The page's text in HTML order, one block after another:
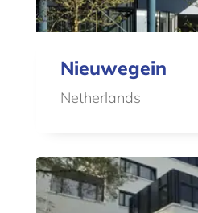
Nieuwegein
Netherlands